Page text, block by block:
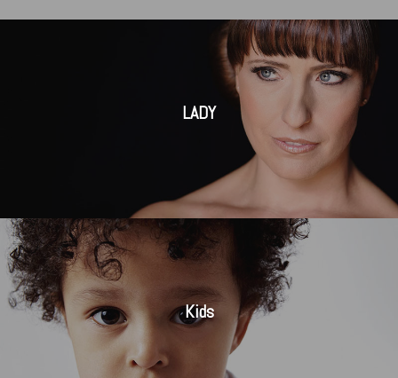
LADY
Kids